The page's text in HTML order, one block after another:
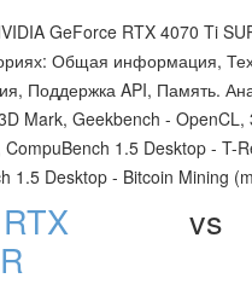
GeForce RTX 4070 Ti
Общая информация,
Поддержка API, Память.
Mark, Geekbench -
1.5 Desktop - T-
1.5 Desktop - Bitcoin Mining
vs